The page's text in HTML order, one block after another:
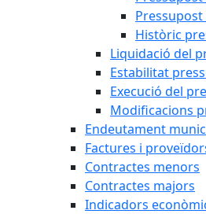
Pressupost
Històric
Liquidació del
Estabilitat
Execució del
Modificacions
Endeutament
Factures i
Contractes menors
Contractes majors
Indicadors